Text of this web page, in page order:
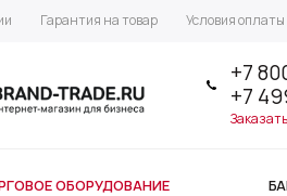
Гарантия на товар Условия оплаты
+7
+7
ОБОРУДОВАНИЕ